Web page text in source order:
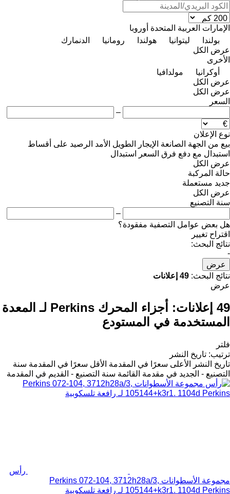
الإمارات العربية المتحدة أوروبا
بولندا
ليتوانيا هولندا رومانيا
الدنمارك
عرض الكل
الأخرى
أوكرانيا
مولدافيا
عرض الكل
عرض الكل
السعر
–
نوع الإعلان
بيع من الجهة الصانعة الإيجار الطويل الأمد الرصيد على أقساط
استبدال مع دفع فرق السعر
استبدال
عرض الكل
حالة المركبة
جديد مستعملة
عرض الكل
سنة التصنيع
–
هل بعض عوامل التصفية مفقودة؟
اقتراح تغيير
نتائج البحث:
-
عرض
نتائج البحث: 49 إعلانات
عرض
49 إعلانات:
أجزاء المحرك Perkins لـ المعدة
المستخدمة في المستودع
فلتر
ترتيب: تاريخ النشر
تاريخ النشر
الأعلى سعرًا في المقدمة الأقل سعرًا في المقدمة سنة
التصنيع - الجديد في مقدمة القائمة سنة التصنيع - القديم في المقدمة
رأس
مجموعة الأسطوانات Perkins 072-104, 3712h28a/3,
105144+k3r1. 1104d Perkins لـ رافعة تلسكوبية